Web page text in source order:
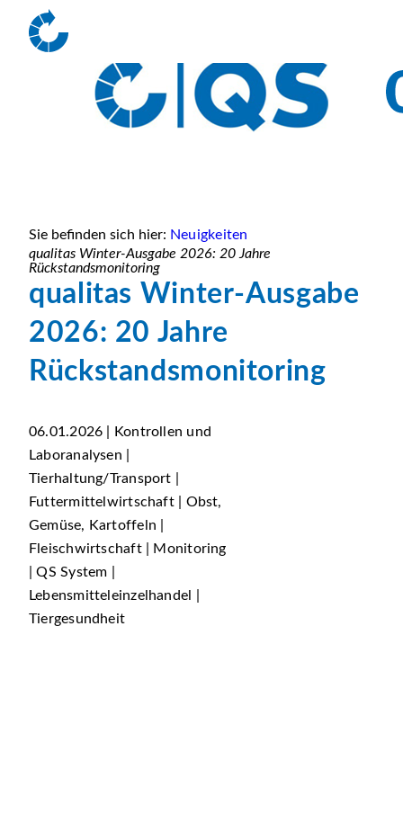
Sie befinden sich hier: Neuigkeiten
qualitas Winter-Ausgabe 2026: 20 Jahre
Rückstandsmonitoring
qualitas Winter-Ausgabe
2026: 20 Jahre
Rückstandsmonitoring
06.01.2026 | Kontrollen und
Laboranalysen |
Tierhaltung/Transport |
Futtermittelwirtschaft | Obst,
Gemüse, Kartoffeln |
Fleischwirtschaft | Monitoring
| QS System |
Lebensmitteleinzelhandel |
Tiergesundheit